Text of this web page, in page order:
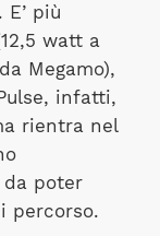
più
watt a
Megamo),
infatti,
rientra nel
poter
percorso.